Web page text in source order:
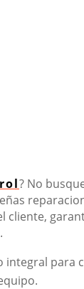
? No
cliente,
para